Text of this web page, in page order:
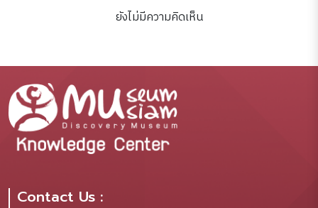
ยังไม่มีความคิดเห็น
Contact Us :